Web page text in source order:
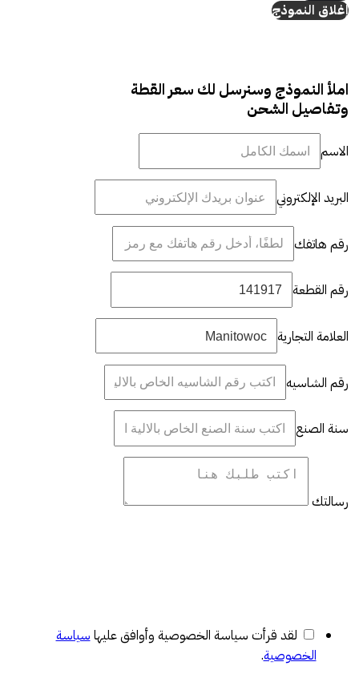
إغلاق النموذج
املأ النموذج وسنرسل لك سعر القطة
وتفاصيل الشحن
الاسم
البريد الإلكتروني
رقم هاتفك
رقم القطعة
العلامة التجارية
رقم الشاسيه
سنة الصنع
رسالتك
لقد قرأت سياسة الخصوصية وأوافق عليها سياسة
الخصوصية.